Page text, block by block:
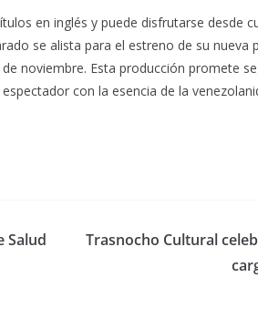
en inglés y puede disfrutarse desde
se alista para el estreno de su nueva
noviembre. Esta producción promete
con la esencia de la
Salud
Trasnocho Cultural